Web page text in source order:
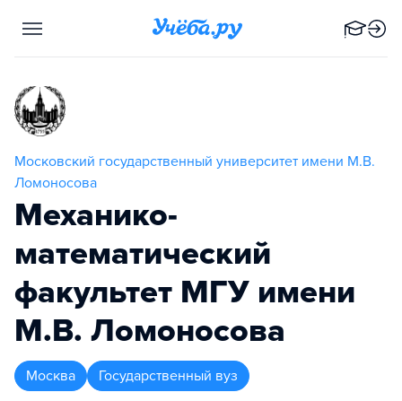
Московский государственный университет имени М.В.
Ломоносова
Механико-
математический
факультет МГУ имени
М.В. Ломоносова
Москва Государственный вуз